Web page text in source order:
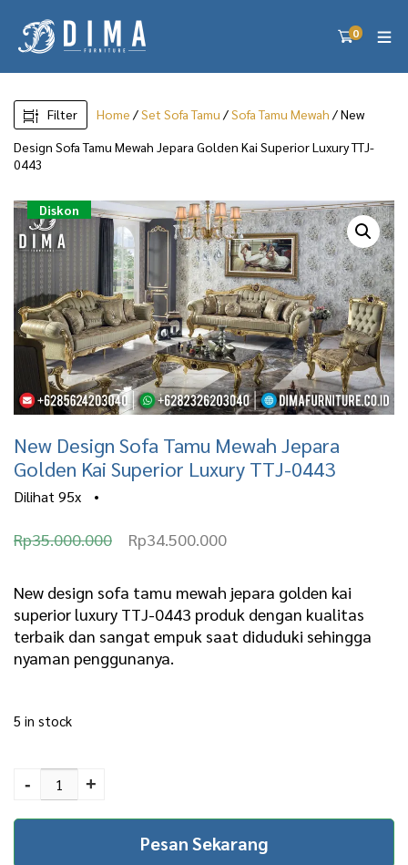
0
Filter Home /Set Sofa Tamu /Sofa Tamu Mewah / New
Design Sofa Tamu Mewah Jepara Golden Kai Superior Luxury TTJ-
0443
Diskon
New Design Sofa Tamu Mewah Jepara
Golden Kai Superior Luxury TTJ-0443
Dilihat 95x •
Rp35.000.000
O
i
g
i
i
Rp34.500.000C
r
r
e
c
e
New design sofa tamu mewah jepara golden kai
superior luxury TTJ-0443 produk dengan kualitas
terbaik dan sangat empuk saat diduduki sehingga
nyaman penggunanya.
5 in stock
Mewah Jepara Golden
Kai Superior Luxury TTJ-
0443 quantity
- +
Pesan Sekarang